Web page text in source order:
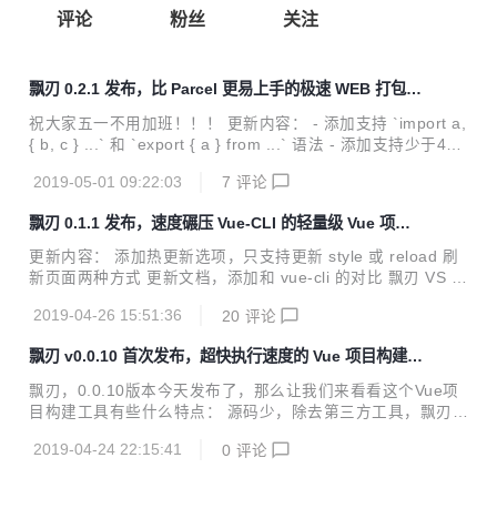
评论
粉丝 关注
飘刃 0.2.1 发布，比 Parcel 更易上手的极速 WEB 打包工
具
祝大家五一不用加班！！！ 更新内容： - 添加支持 `import a,
{ b, c } ...` 和 `export { a } from ...` 语法 - 添加支持少于4k
贝到相应的静态文件夹的功能 - 添加 html2VueRender 选
e render 函数 - 解决 sass 使用 `@import` 导入路径问题 -
添加支持 rollup 插件的 `resolveId` 方法 - 优化项目文件结构
飘刃 v0.2.1 是个较...
2019-05-01 09:22:03 7 评论
飘刃 0.1.1 发布，速度碾压 Vue-CLI 的轻量级 Vue 项目
构建工具
更新内容： 添加热更新选项，只支持更新 style 或 reload 刷
新页面两种方式 更新文档，添加和 vue-cli 的对比 飘刃 VS V
版 i5 8G 64位 联通4G热点 30多个组件的小型 Vue 项目 飘刃
487 689 安装命令 npm i -g piaoren npm i -g @vue/cli 安装
时间 18s 1m 42s 支持编码 Pug Sass ES6+ Pug Sass Less
Styl...
2019-04-26 15:51:36 20 评论
飘刃 v0.0.10 首次发布，超快执行速度的 Vue 项目构建工
具
飘刃，0.0.10版本今天发布了，那么让我们来看看这个Vue项
目构建工具有些什么特点： 源码少，除去第三方工具，飘刃所
发过程中无需 babel 转译，飘刃只转 import/export ，其余直
2019-04-24 22:15:41 0 评论